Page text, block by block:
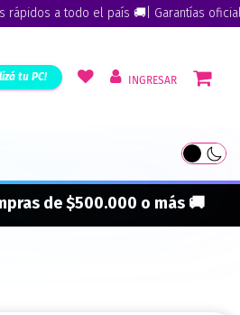
a todo el país 🚚| Garantías oficiales🏅
tu PC! INGRESAR
de $500.000 o más 🚚